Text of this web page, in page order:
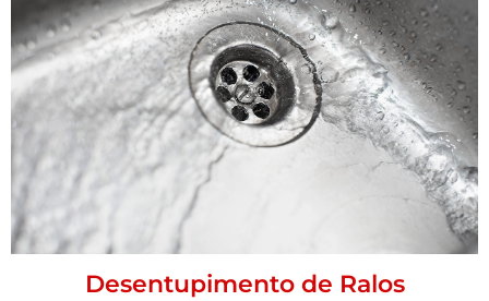
Desentupimento de Ralos